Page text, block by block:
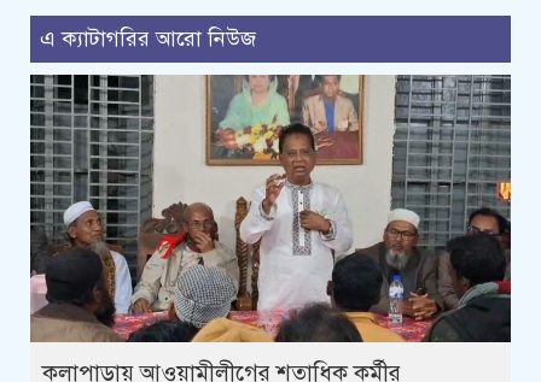
এ ক্যাটাগরির আরো নিউজ
কলাপাড়ায় আওয়ামীলীগের শতাধিক কর্মীর